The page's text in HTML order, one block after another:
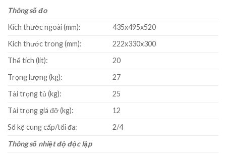
Thông số đo
Kích thước ngoài (mm):
435x495x520
Kích thước trong (mm):
222x330x300
Thể tích (lít):
20
Trọng lượng (kg):
27
Tải trọng tủ (kg):
25
Tải trọng giá đỡ (kg):
12
Số kệ cung cấp/tối đa:
2/4
Thông số nhiệt độ độc lập